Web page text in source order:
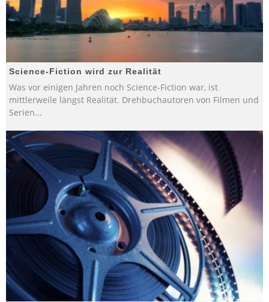
Science-Fiction wird zur Realität
Was vor einigen Jahren noch Science-Fiction war, ist
mittlerweile längst Realität. Drehbuchautoren von Filmen und
Serien...